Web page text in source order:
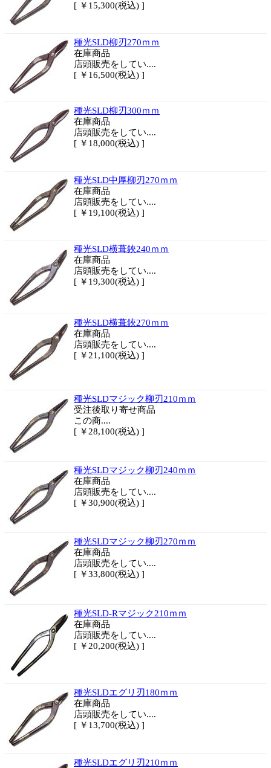
[ ￥15,300(税込) ]
種光SLD柳刃270ｍｍ
在庫商品
店頭販売をしてい....
[ ￥16,500(税込) ]
種光SLD柳刃300ｍｍ
在庫商品
店頭販売をしてい....
[ ￥18,000(税込) ]
種光SLD中厚柳刃270ｍｍ
在庫商品
店頭販売をしてい....
[ ￥19,100(税込) ]
種光SLD横葺鋏240ｍｍ
在庫商品
店頭販売をしてい....
[ ￥19,300(税込) ]
種光SLD横葺鋏270ｍｍ
在庫商品
店頭販売をしてい....
[ ￥21,100(税込) ]
種光SLDマジック柳刃210ｍｍ
受注後取り寄せ商品
この商....
[ ￥28,100(税込) ]
種光SLDマジック柳刃240ｍｍ
在庫商品
店頭販売をしてい....
[ ￥30,900(税込) ]
種光SLDマジック柳刃270ｍｍ
在庫商品
店頭販売をしてい....
[ ￥33,800(税込) ]
種光SLD-Rマジック210ｍｍ
在庫商品
店頭販売をしてい....
[ ￥20,200(税込) ]
種光SLDエグリ刃180ｍｍ
在庫商品
店頭販売をしてい....
[ ￥13,700(税込) ]
種光SLDエグリ刃210ｍｍ